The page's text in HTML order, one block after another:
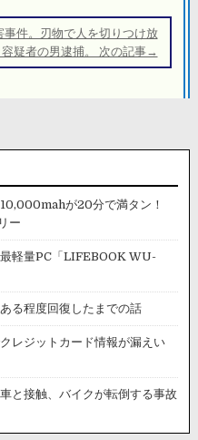
事件。刃物で人を切りつけ放
容疑者の男逮捕。 次の記事→
が20分で満タン！
ー
最軽量PC「LIFEBOOK WU-
る程度回復したまでの話
レジットカード情報が漏えい
と接触、バイクが転倒する事故